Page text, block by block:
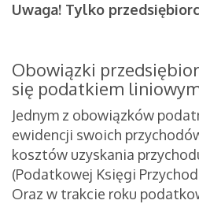
Uwaga! Tylko
Obowiązki
się podatkiem
Jednym z obowiązków
ewidencji swoich
kosztów uzyskania
(Podatkowej Księgi
Oraz w trakcie roku